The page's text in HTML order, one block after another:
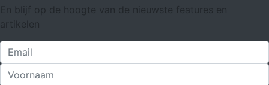
En blijf op de hoogte van de nieuwste features en
artikelen